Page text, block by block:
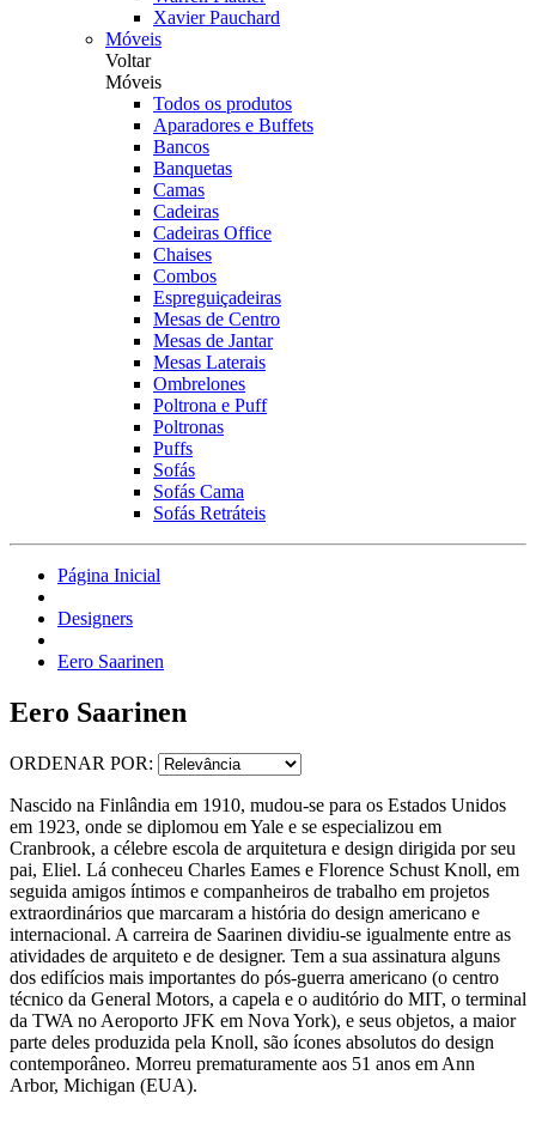
Xavier Pauchard
Móveis
Voltar
Móveis
Todos os produtos
Aparadores e Buffets
Bancos
Banquetas
Camas
Cadeiras
Cadeiras Office
Chaises
Combos
Espreguiçadeiras
Mesas de Centro
Mesas de Jantar
Mesas Laterais
Ombrelones
Poltrona e Puff
Poltronas
Puffs
Sofás
Sofás Cama
Sofás Retráteis
Página Inicial
Designers
Eero Saarinen
Eero Saarinen
ORDENAR POR:
Nascido na Finlândia em 1910, mudou-se para os Estados Unidos
em 1923, onde se diplomou em Yale e se especializou em
Cranbrook, a célebre escola de arquitetura e design dirigida por seu
pai, Eliel. Lá conheceu Charles Eames e Florence Schust Knoll, em
seguida amigos íntimos e companheiros de trabalho em projetos
extraordinários que marcaram a história do design americano e
internacional. A carreira de Saarinen dividiu-se igualmente entre as
atividades de arquiteto e de designer. Tem a sua assinatura alguns
dos edifícios mais importantes do pós-guerra americano (o centro
técnico da General Motors, a capela e o auditório do MIT, o terminal
da TWA no Aeroporto JFK em Nova York), e seus objetos, a maior
parte deles produzida pela Knoll, são ícones absolutos do design
contemporâneo. Morreu prematuramente aos 51 anos em Ann
Arbor, Michigan (EUA).